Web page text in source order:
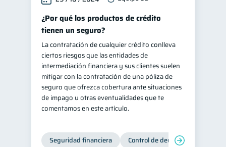
¿Por qué los productos de crédito
tienen un seguro?
La contratación de cualquier crédito conlleva
ciertos riesgos que las entidades de
intermediación financiera y sus clientes suelen
mitigar con la contratación de una póliza de
seguro que ofrezca cobertura ante situaciones
de impago u otras eventualidades que te
comentamos en este artículo.
Seguridad financiera Control de deudas